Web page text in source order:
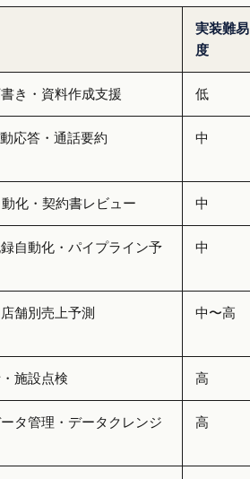
実装難易
度
き・資料作成支援 低
応答・通話要約 中
化・契約書レビュー 中
自動化・パイプライン予
中
舗別売上予測 中〜高
施設点検 高
タ管理・データクレンジ
高